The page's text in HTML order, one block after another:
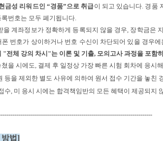
금성 리워드인 “경품”으로 취급이 되고 있습니다. 경품
번호는 모두 폐기됩니다.
을 계좌정보가 정확하게 등록되지 않을 경우, 장학금은
폰 번호가 상이하거나 번호 수신이 차단되어 있을 경우
"전체 강의 차시"는 이론 및 기출, 모의고사 과정을 포함
을 시에도, 결제 후 일정상 가장 빠른 시험 회차에 응시
등을 제외한 별도 사유에 의하여 원서 접수 기간을 놓
수, 미 응시 시에는 합격책임반의 모든 혜택이 제공되지
법]